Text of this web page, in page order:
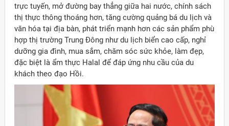
trực tuyến, mở đường bay thẳng giữa hai nước, chính sách
thị thực thông thoáng hơn, tăng cường quảng bá du lịch và
văn hóa tại địa bàn, phát triển mạnh hơn các sản phẩm phù
hợp thị trường Trung Đông như du lịch biển cao cấp, nghỉ
dưỡng gia đình, mua sắm, chăm sóc sức khỏe, làm đẹp,
đặc biệt là ẩm thực Halal để đáp ứng nhu cầu của du
khách theo đạo Hồi.